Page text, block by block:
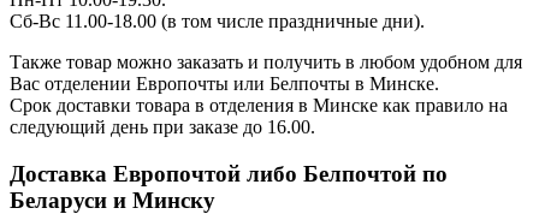
Сб-Вс 11.00-18.00 (в том числе праздничные дни).
Также товар можно заказать и получить в любом удобном для
Вас отделении Европочты или Белпочты в Минске.
Срок доставки товара в отделения в Минске как правило на
следующий день при заказе до 16.00.
Доставка Европочтой либо Белпочтой по
Беларуси и Минску